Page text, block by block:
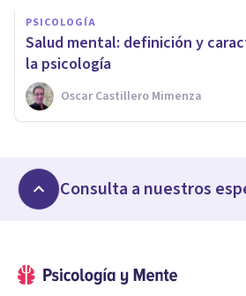
PSICOLOGÍA
Salud mental: definición y
la psicología
Oscar Castillero Mimenza
Consulta a nuestros